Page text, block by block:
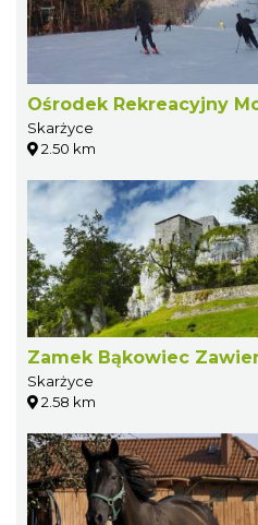
Ośrodek Rekreacyjny
Skarżyce
2.50 km
Zamek Bąkowiec
Skarżyce
2.58 km